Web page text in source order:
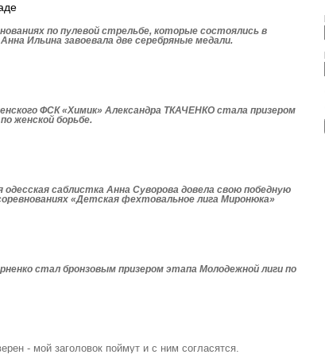
по пулевой стрельбе, которые состоялись в
Ильина завоевала две серебряные медали.
ФСК «Химик» Александра ТКАЧЕНКО стала призером
женской борьбе.
саблистка Анна Суворова довела свою победную
«Детская фехтовальное лига Миронюка»
стал бронзовым призером этапа Моло­дежной лиги по
- мой заголовок поймут и с ним согласятся.